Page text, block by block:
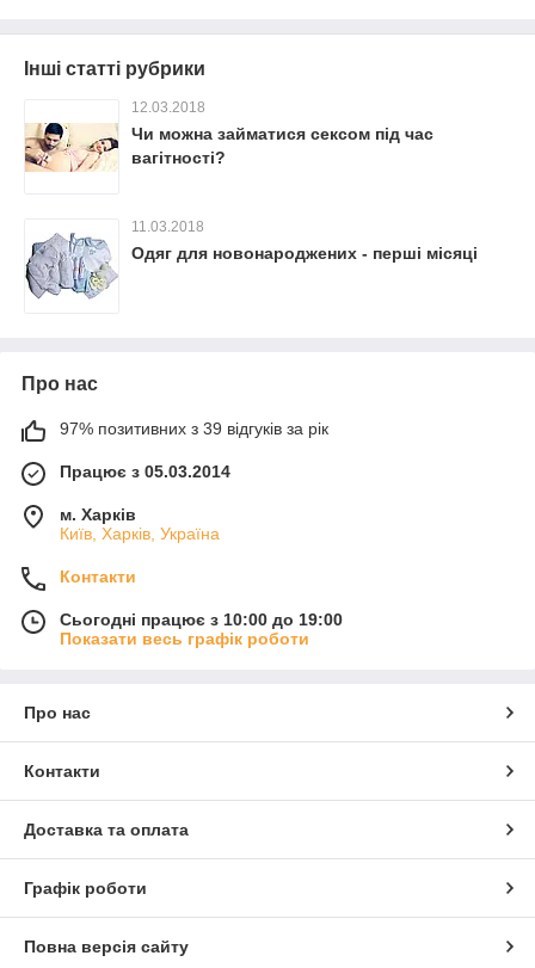
Інші статті рубрики
12.03.2018
Чи можна займатися сексом під час
вагітності?
11.03.2018
Одяг для новонароджених - перші місяці
Про нас
97% позитивних з 39 відгуків за рік
Працює з 05.03.2014
м. Харків
Київ, Харків, Україна
Контакти
Сьогодні працює з 10:00 до 19:00
Показати весь графік роботи
Про нас
Контакти
Доставка та оплата
Графік роботи
Повна версія сайту